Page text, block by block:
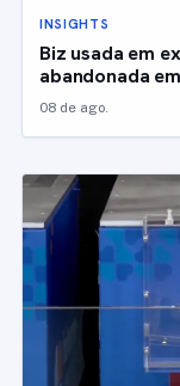
INSIGHTS
Biz usada em
abandonada
08 de ago.